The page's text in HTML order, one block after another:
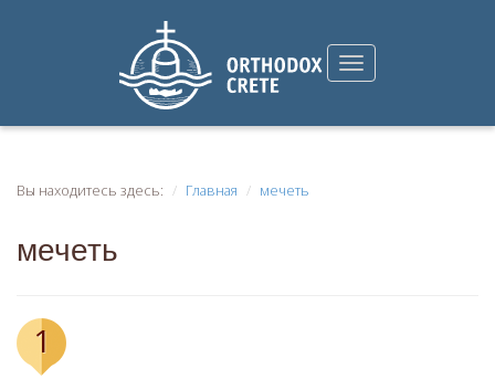
Вы находитесь здесь: Главная мечеть
мечеть
1